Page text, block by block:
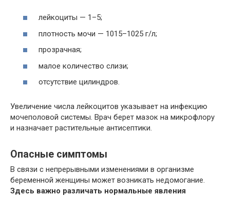
лейкоциты — 1–5;
плотность мочи — 1015–1025 г/л;
прозрачная;
малое количество слизи;
отсутствие цилиндров.
Увеличение числа лейкоцитов указывает на инфекцию
мочеполовой системы. Врач берет мазок на микрофлору
и назначает растительные антисептики.
Опасные симптомы
В связи с непрерывными изменениями в организме
беременной женщины может возникать недомогание.
Здесь важно различать нормальные явления